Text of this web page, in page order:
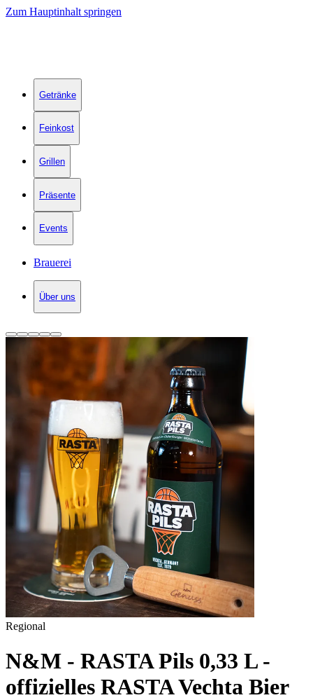
Zum Hauptinhalt springen
Getränke
Feinkost
Grillen
Präsente
Events
Brauerei
Über uns
Regional
N&M - RASTA Pils 0,33 L -
offizielles RASTA Vechta Bier